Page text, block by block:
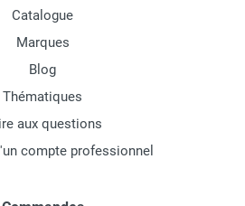
Catalogue
Marques
Blog
Thématiques
aux questions
compte professionnel